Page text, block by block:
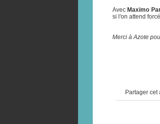
Avec Maxïmo
si l'on attend
Merci à Azote
Partager cet